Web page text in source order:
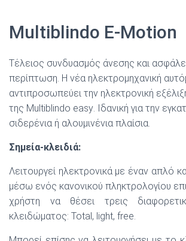
Multiblindo E-Motion
Τέλειος συνδυασμός άνεσης και
περίπτωση. Η νέα ηλεκτρομηχανική
αντιπροσωπεύει την ηλεκτρονική
της Multiblindo easy. Ιδανική για την
σιδερένια ή αλουμινένια πλαίσια.
Σημεία-κλειδιά:
Λειτουργεί ηλεκτρονικά με έναν απλό
μέσω ενός κανονικού πληκτρολογίου
χρήστη να θέσει τρεις
κλειδώματος: Total , light, free.